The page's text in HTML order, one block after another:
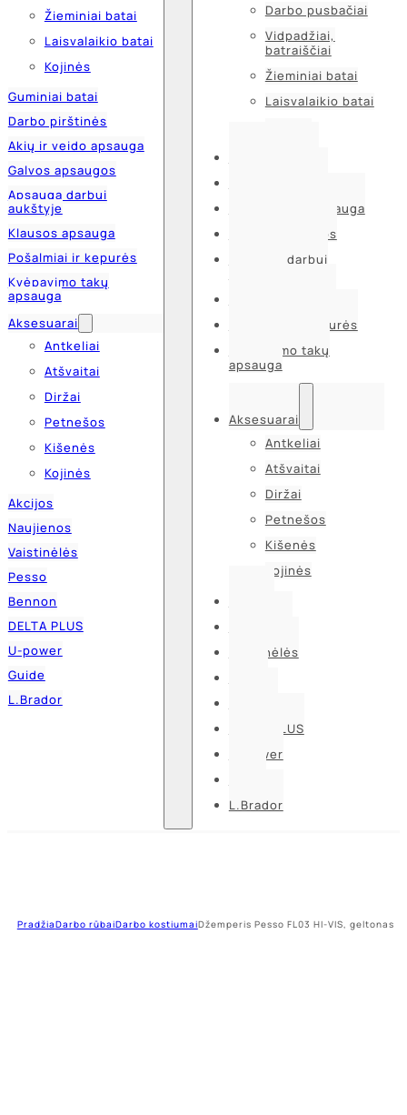
Žieminiai batai
Laisvalaikio batai
Kojinės
Guminiai batai
Darbo pirštinės
Akių ir veido apsauga
Galvos apsaugos
Apsauga darbui
aukštyje
Klausos apsauga
Pošalmiai ir kepurės
Kvėpavimo takų
apsauga
Aksesuarai
Antkeliai
Atšvaitai
Diržai
Petnešos
Kišenės
Kojinės
Akcijos
Naujienos
Vaistinėlės
Pesso
Bennon
DELTA PLUS
U-power
Guide
L.Brador
Darbo pusbačiai
Vidpadžiai,
batraiščiai
Žieminiai batai
Laisvalaikio batai
Akių ir veido apsauga
Galvos apsaugos
Apsauga darbui
Pošalmiai ir kepurės
Kvėpavimo takų
apsauga
Aksesuarai
Antkeliai
Atšvaitai
Diržai
Petnešos
Kišenės
Kojinės
Vaistinėlės
DELTA PLUS
U-power
L.Brador
PradžiaDarbo rūbaiDarbo kostiumaiDžemperis Pesso FL03 HI-VIS, geltonas